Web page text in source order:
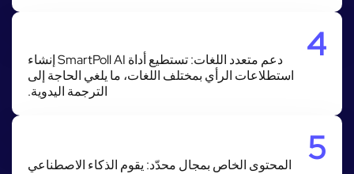
دعم متعدد اللغات: تستطيع أداة SmartPoll AI إنشاء
استطلاعات الرأي بمختلف اللغات، ما يلغي الحاجة إلى
الترجمة اليدوية.
المحتوى الخاص بمجال محدّد: يقوم الذكاء الاصطناعي